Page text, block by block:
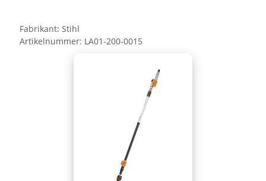
Fabrikant: Stihl
Artikelnummer: LA01-200-0015